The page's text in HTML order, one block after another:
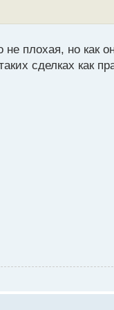
плохая, но как
сделках как